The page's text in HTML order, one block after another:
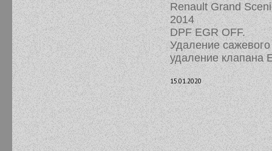
Renault Grand
2014
DPF EGR OFF.
Удаление
удаление клапана
15.01.2020